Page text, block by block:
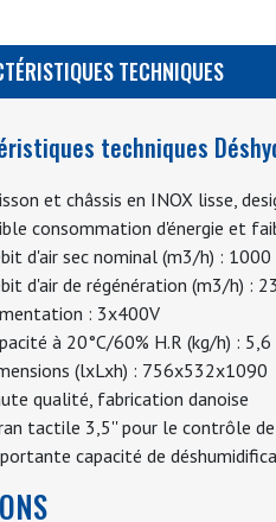
TECHNIQUES
techniques
et châssis en INOX lisse,
consommation d'énergie et
d'air sec nominal (m3/h) : 1000
d'air de régénération (m3/h) :
: 3x400V
à 20°C/60% H.R (kg/h) : 5,6
(lxLxh) : 756x532x1090
qualité, fabrication danoise
tactile 3,5'' pour le contrôle
capacité de